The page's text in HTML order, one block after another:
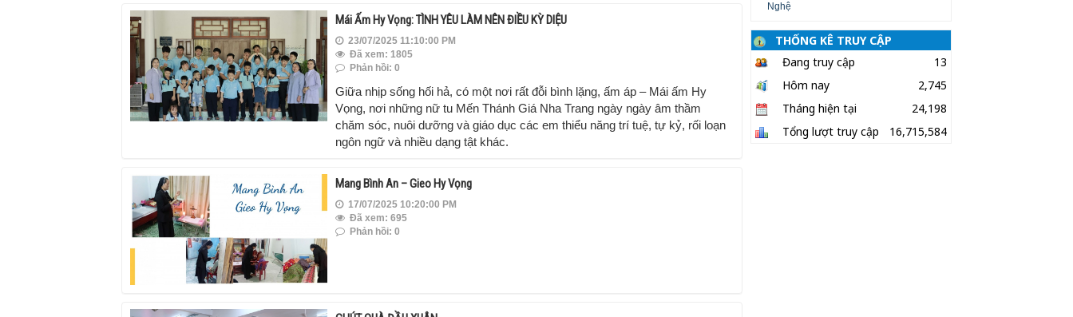
Mái Ấm Hy Vọng: TÌNH YÊU LÀM NÊN ĐIỀU KỲ DIỆU
23/07/2025 11:10:00 PM
Đã xem: 1805
Phản hồi: 0
Giữa nhịp sống hối hả, có một nơi rất đỗi bình lặng, ấm áp – Mái ấm Hy
Vọng, nơi những nữ tu Mến Thánh Giá Nha Trang ngày ngày âm thầm
chăm sóc, nuôi dưỡng và giáo dục các em thiểu năng trí tuệ, tự kỷ, rối loạn
ngôn ngữ và nhiều dạng tật khác.
Mang Bình An – Gieo Hy Vọng
17/07/2025 10:20:00 PM
Đã xem: 695
Phản hồi: 0
Nghệ
THỐNG KÊ TRUY CẬP
Đang truy cập
13
Hôm nay
2,745
Tháng hiện tại
24,198
Tổng lượt truy cập
16,715,584